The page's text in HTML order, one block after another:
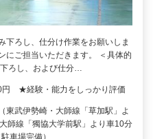
下ろし、仕分け作業をお願いしま
にご担当いただきます。 ＜具体的
ろし、および仕分…
円 ★経験・能力をしっかり評価
東武伊勢崎・大師線「草加駅」よ
師線「獨協大学前駅」より車10分